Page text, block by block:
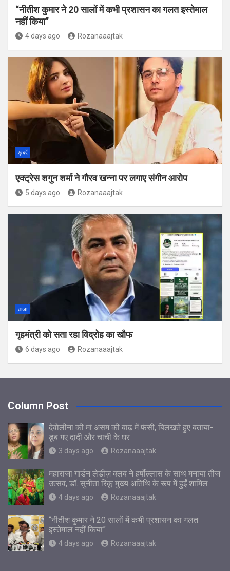
“नीतीश कुमार ने 20 सालों में कभी प्रशासन का गलत इस्तेमाल
नहीं किया”
4 days ago Rozanaaajtak
ख़बरें
एक्ट्रेस शगुन शर्मा ने गौरव खन्ना पर लगाए संगीन आरोप
5 days ago Rozanaaajtak
ताजा
गृहमंत्री को सता रहा विद्रोह का खौफ
6 days ago Rozanaaajtak
Column Post
देवोलीना की मां असम की बाढ़ में फंसी, बिलखते हुए बताया-
डूब गए दादी और चाची के घर
3 days ago Rozanaaajtak
महाराजा गार्डन लेडीज़ क्लब ने हर्षोल्लास के साथ मनाया तीज
उत्सव, डॉ. सुनीता रिंकू मुख्य अतिथि के रूप में हुईं शामिल
4 days ago Rozanaaajtak
“नीतीश कुमार ने 20 सालों में कभी प्रशासन का गलत
इस्तेमाल नहीं किया”
4 days ago Rozanaaajtak